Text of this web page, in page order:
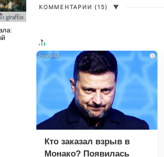
КОММЕНТАРИИ (15) ▼
i
Кто заказал взрыв в
Монако? Появилась